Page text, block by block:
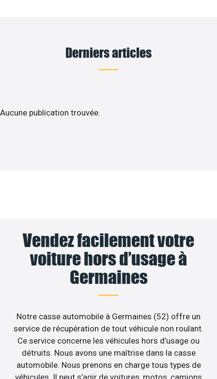
Derniers articles
Aucune publication trouvée.
Vendez facilement votre
voiture hors d’usage à
Germaines
Notre casse automobile à Germaines (52) offre un
service de récupération de tout véhicule non roulant.
Ce service concerne les véhicules hors d’usage ou
détruits. Nous avons une maîtrise dans la casse
automobile. Nous prenons en charge tous types de
véhicules. Il peut s’agir de voitures, motos, camions